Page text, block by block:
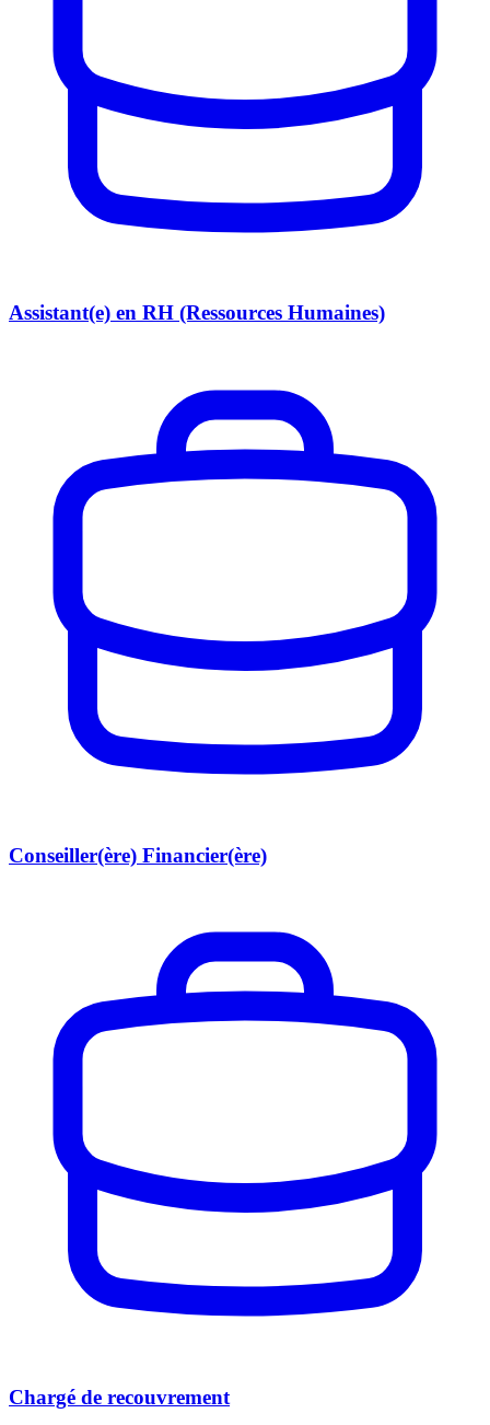
Assistant(e) en RH (Ressources Humaines)
Conseiller(ère) Financier(ère)
Chargé de recouvrement